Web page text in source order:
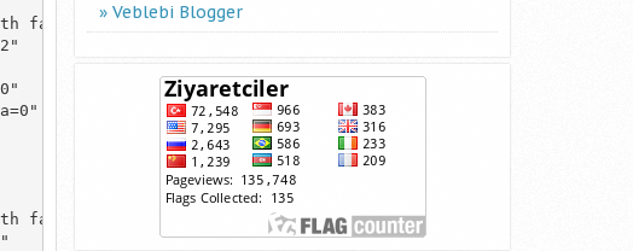
failures in 90 seconds - blocked for 5 minutes',id:3000001"
failures in 90 seconds - blocked for 5 minutes',id:400001"
Veblebi Blogger